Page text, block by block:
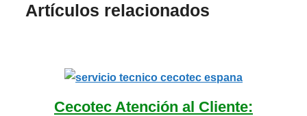
Artículos relacionados
Cecotec Atención al Cliente: